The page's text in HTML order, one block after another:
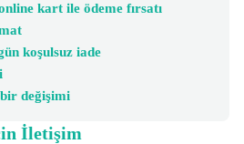
kart ile ödeme fırsatı
koşulsuz iade
değişimi
İletişim